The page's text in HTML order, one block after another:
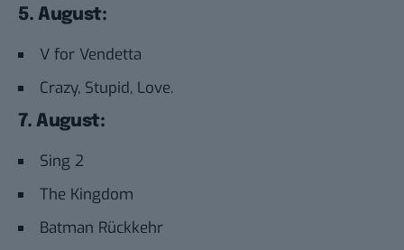
5. August:
V for Vendetta
Crazy, Stupid, Love.
7. August:
Sing 2
The Kingdom
Batman Rückkehr